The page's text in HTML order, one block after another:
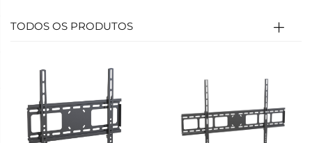
TODOS OS PRODUTOS